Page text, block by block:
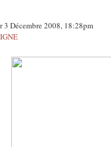
Décembre 2008, 18:28pm